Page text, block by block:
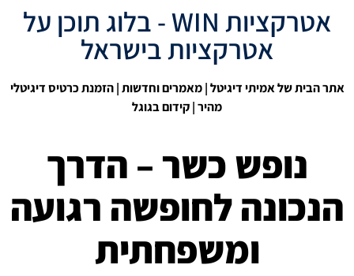
אטרקציות WIN - בלוג תוכן על
אטרקציות בישראל
אתר הבית של אמיתי דיגיטל|מאמרים וחדשות| הזמנת כרטיס דיגיטלי
מהיר |קידום בגוגל
נופש כשר – הדרך
הנכונה לחופשה רגועה
ומשפחתית